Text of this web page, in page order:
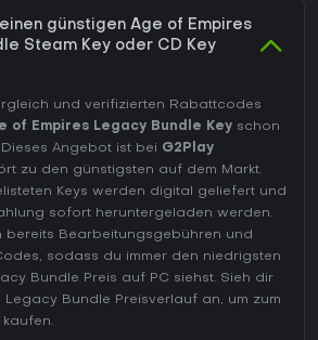
günstigen Age of Empires
Steam Key oder CD Key
und verifizierten Rabattcodes
of Empires Legacy Bundle Key schon
Dieses Angebot ist bei G2Play
zu den günstigsten auf dem Markt.
Keys werden digital geliefert und
sofort heruntergeladen werden.
bereits Bearbeitungsgebühren und
sodass du immer den niedrigsten
Bundle Preis auf PC siehst. Sieh dir
Legacy Bundle Preisverlauf an, um zum
kaufen.